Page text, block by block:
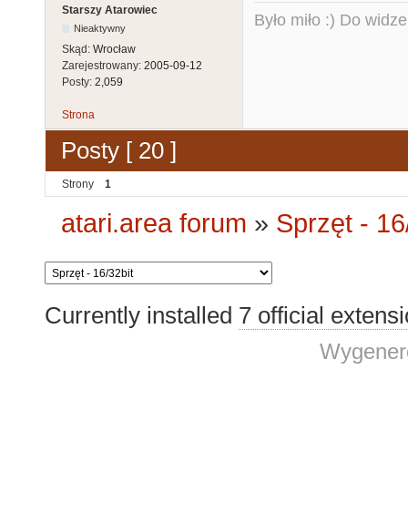
Starszy Atarowiec
Nieaktywny
Skąd: Wrocław
Zarejestrowany: 2005-09-12
Posty: 2,059
Było miło :) Do
Strona
Posty [ 20 ]
Strony 1
atari.area forum » Sprzęt -
Currently installed 7 official